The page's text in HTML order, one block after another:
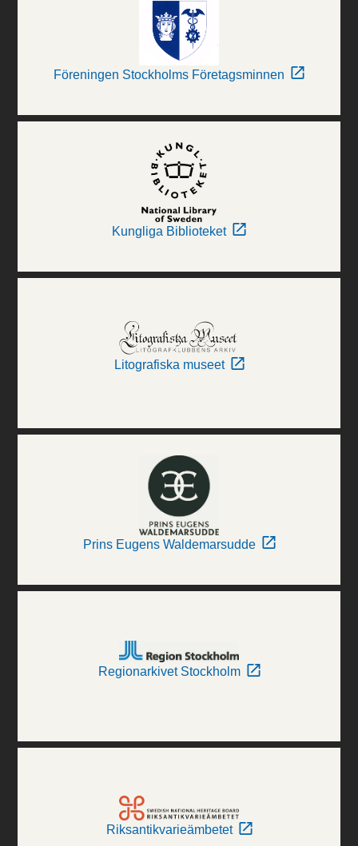
Föreningen Stockholms Företagsminnen
Kungliga Biblioteket
Litografiska museet
Prins Eugens Waldemarsudde
Regionarkivet Stockholm
Riksantikvarieämbetet